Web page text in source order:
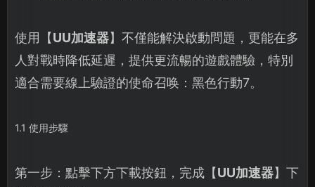
使用【UU加速器】不僅能解決啟動問題，更能在多
人對戰時降低延遲，提供更流暢的遊戲體驗，特別
適合需要線上驗證的使命召唤：黑色行動7。
1.1 使用步驟
第一步：點擊下方下載按鈕，完成【UU加速器】下